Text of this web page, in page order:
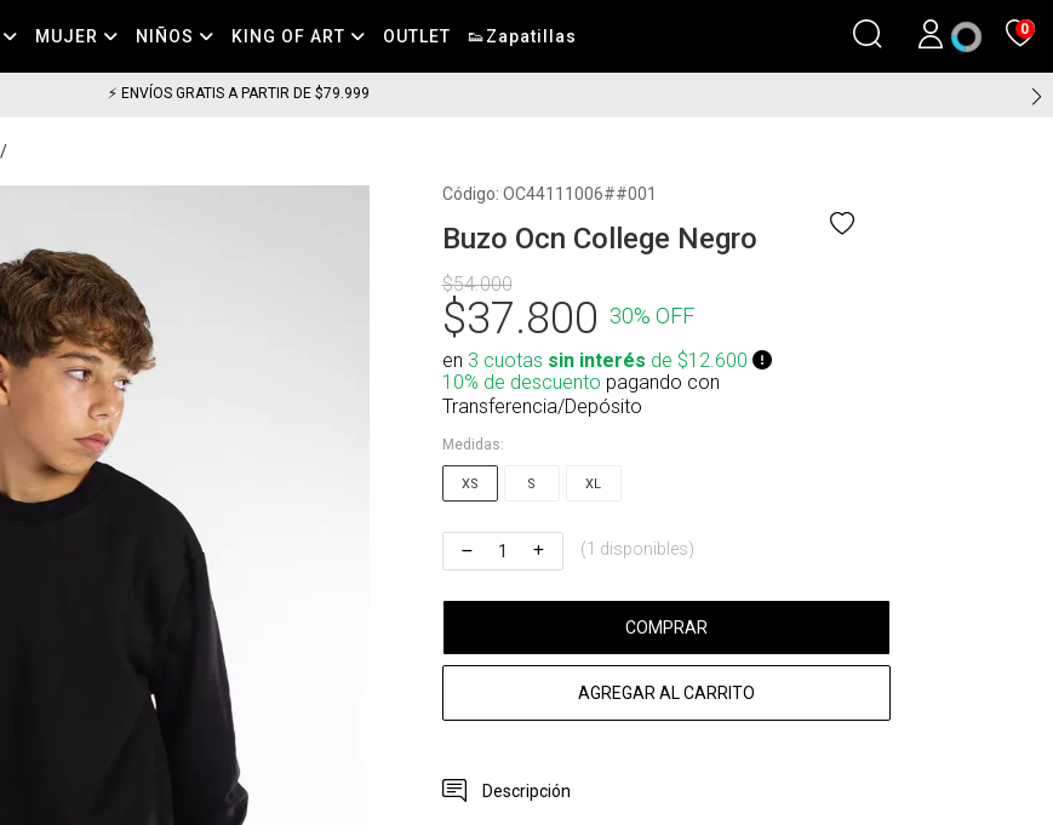
MUJER NIÑOS KING OF ART OUTLET 👟Zapatillas 0
⚡ ENVÍOS GRATIS A PARTIR DE $79.999
Código: OC44111006##001
Buzo Ocn College Negro
$54.000
$37.800 30% OFF
en 3 cuotas sin interés de $12.600
10% de descuento pagando con
Transferencia/Depósito
Medidas:
XS S XL
(1 disponibles)
COMPRAR
AGREGAR AL CARRITO
Descripción